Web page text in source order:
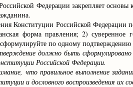
Федерации закрепляет основы
Конституции Российской Федерации
форма правления; 2) суверенное
по одному подтверждению
должно быть сформулировано
Российской Федерации.
что правильное выполнение
и дословного воспроизведения их